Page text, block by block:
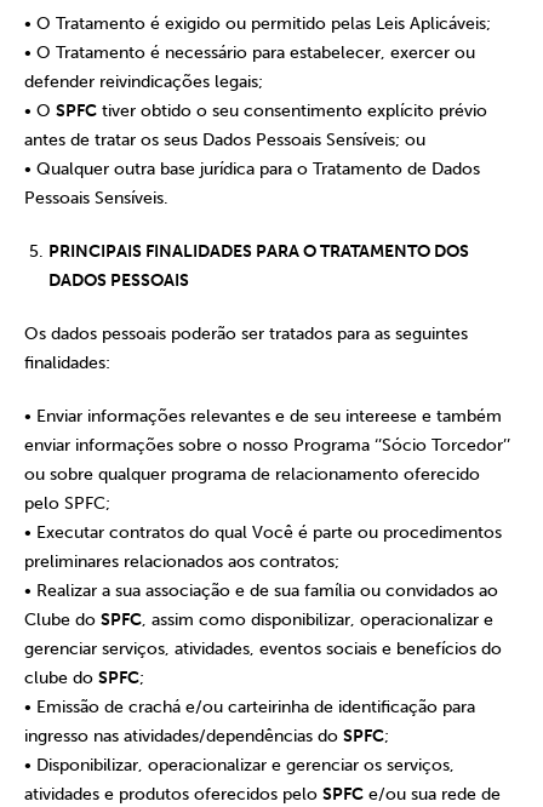
• O Tratamento é exigido ou permitido pelas Leis Aplicáveis;
• O Tratamento é necessário para estabelecer, exercer ou
defender reivindicações legais;
• O SPFC tiver obtido o seu consentimento explícito prévio
antes de tratar os seus Dados Pessoais Sensíveis; ou
• Qualquer outra base jurídica para o Tratamento de Dados
Pessoais Sensíveis.
PRINCIPAIS FINALIDADES PARA O TRATAMENTO DOS
DADOS PESSOAIS
Os dados pessoais poderão ser tratados para as seguintes
finalidades:
• Enviar informações relevantes e de seu intereese e também
enviar informações sobre o nosso Programa ‘’Sócio Torcedor’’
ou sobre qualquer programa de relacionamento oferecido
pelo SPFC;
• Executar contratos do qual Você é parte ou procedimentos
preliminares relacionados aos contratos;
• Realizar a sua associação e de sua família ou convidados ao
Clube do SPFC, assim como disponibilizar, operacionalizar e
gerenciar serviços, atividades, eventos sociais e benefícios do
clube do SPFC;
• Emissão de crachá e/ou carteirinha de identificação para
ingresso nas atividades/dependências do SPFC;
• Disponibilizar, operacionalizar e gerenciar os serviços,
atividades e produtos oferecidos pelo SPFC e/ou sua rede de